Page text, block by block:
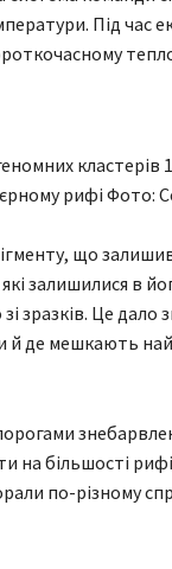
Під час
кластерів
рифі Фото:
що
залишилися в
зразків. Це дало
й де мешкають
на більшості
по-різному